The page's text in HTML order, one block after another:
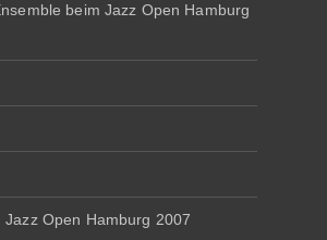
beim Jazz Open Hamburg
Jazz Open Hamburg 2007